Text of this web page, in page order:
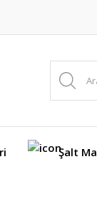
Şalt